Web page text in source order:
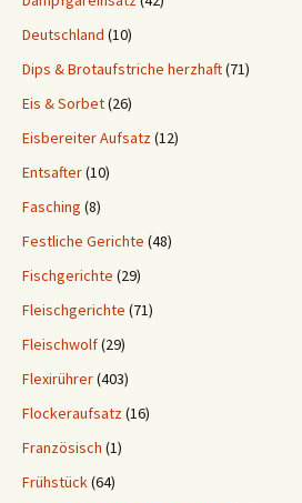
Deutschland (10)
Dips & Brotaufstriche herzhaft(71)
Eis & Sorbet(26)
Eisbereiter Aufsatz(12)
Entsafter(10)
Fasching (8)
Festliche Gerichte (48)
Fischgerichte (29)
Fleischgerichte (71)
Fleischwolf(29)
Flexirührer(403)
Flockeraufsatz(16)
Französisch (1)
Frühstück(64)